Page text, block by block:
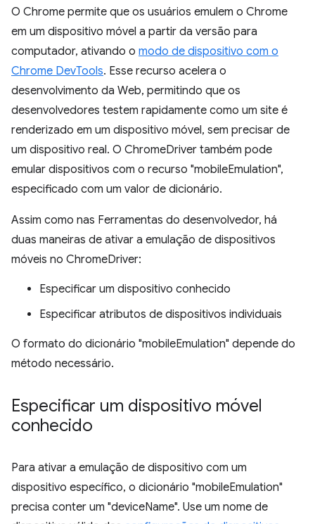
O Chrome permite que os usuários emulem o Chrome
em um dispositivo móvel a partir da versão para
computador, ativando o modo de dispositivo com o
Chrome DevTools. Esse recurso acelera o
desenvolvimento da Web, permitindo que os
desenvolvedores testem rapidamente como um site é
renderizado em um dispositivo móvel, sem precisar de
um dispositivo real. O ChromeDriver também pode
emular dispositivos com o recurso "mobileEmulation",
especificado com um valor de dicionário.
Assim como nas Ferramentas do desenvolvedor, há
duas maneiras de ativar a emulação de dispositivos
móveis no ChromeDriver:
Especificar um dispositivo conhecido
Especificar atributos de dispositivos individuais
O formato do dicionário "mobileEmulation" depende do
método necessário.
Especificar um dispositivo móvel
conhecido
Para ativar a emulação de dispositivo com um
dispositivo específico, o dicionário "mobileEmulation"
precisa conter um "deviceName". Use um nome de